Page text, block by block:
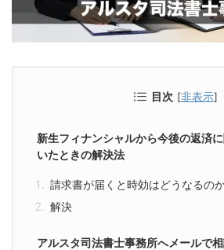
目次 [非表示]
新生フィナンシャルから今後の返済
いたときの解決法
請求書が届くと時効はどうなるの
解決
アルスタ司法書士事務所へメールで